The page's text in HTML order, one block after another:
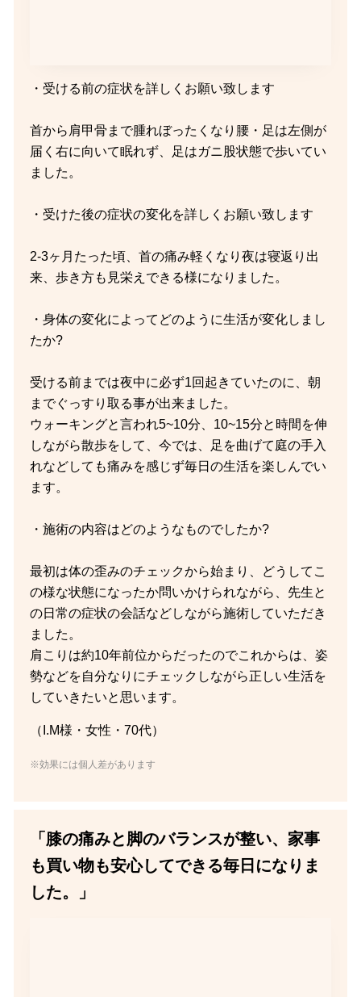
・受ける前の症状を詳しくお願い致します
首から肩甲骨まで腫れぼったくなり腰・足は左側が
届く右に向いて眠れず、足はガニ股状態で歩いてい
ました。
・受けた後の症状の変化を詳しくお願い致します
2-3ヶ月たった頃、首の痛み軽くなり夜は寝返り出
来、歩き方も見栄えできる様になりました。
・身体の変化によってどのように生活が変化しまし
たか?
受ける前までは夜中に必ず1回起きていたのに、朝
までぐっすり取る事が出来ました。
ウォーキングと言われ5~10分、10~15分と時間を伸
しながら散歩をして、今では、足を曲げて庭の手入
れなどしても痛みを感じず毎日の生活を楽しんでい
ます。
・施術の内容はどのようなものでしたか?
最初は体の歪みのチェックから始まり、どうしてこ
の様な状態になったか問いかけられながら、先生と
の日常の症状の会話などしながら施術していただき
ました。
肩こりは約10年前位からだったのでこれからは、姿
勢などを自分なりにチェックしながら正しい生活を
していきたいと思います。
（I.M様・女性・70代）
※効果には個人差があります
「膝の痛みと脚のバランスが整い、家事
も買い物も安心してできる毎日になりま
した。」